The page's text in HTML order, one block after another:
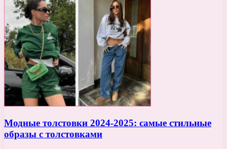
Модные толстовки 2024-2025: самые стильные
образы с толстовками